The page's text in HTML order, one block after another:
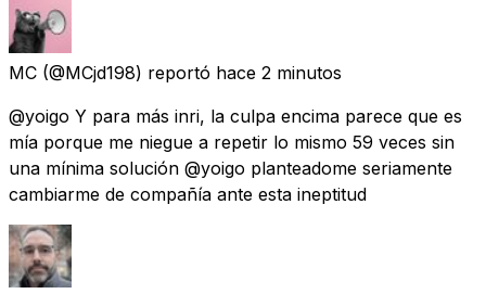
MC (@MCjd198) reportó hace 2 minutos
@yoigo Y para más inri, la culpa encima parece que es
mía porque me niegue a repetir lo mismo 59 veces sin
una mínima solución @yoigo planteadome seriamente
cambiarme de compañía ante esta ineptitud